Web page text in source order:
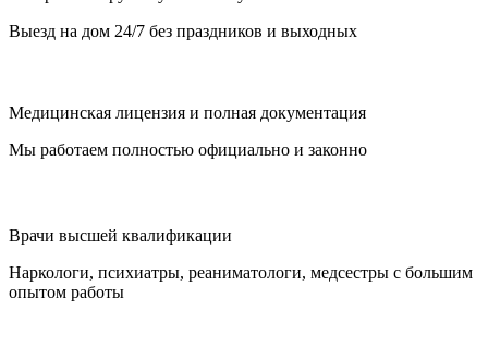
Выезд на дом 24/7 без праздников и выходных
Медицинская лицензия и полная документация
Мы работаем полностью официально и законно
Врачи высшей квалификации
Наркологи, психиатры, реаниматологи, медсестры с большим
опытом работы